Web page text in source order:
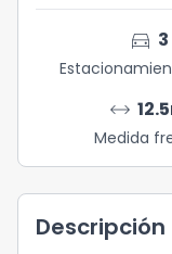
directions_car 3
arrow_range 12.5
Medida
Descripción